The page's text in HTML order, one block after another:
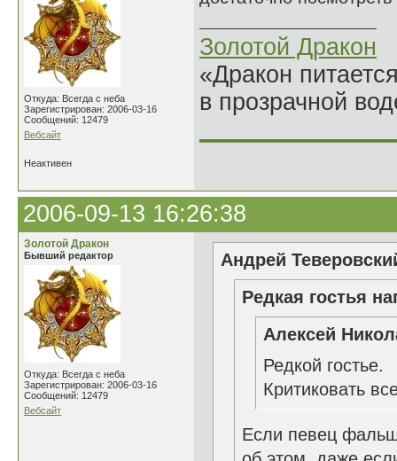
Откуда: Всегда с неба
Зарегистрирован: 2006-03-16
Сообщений: 12479
Вебсайт
Золотой Дракон
«Дракон
в прозрачной
Неактивен
2006-09-13 16:26:38
Золотой Дракон
Бывший редактор
Откуда: Всегда с неба
Зарегистрирован: 2006-03-16
Сообщений: 12479
Вебсайт
Андрей
Редкая гостья
Алексей
Редкой гостье.
Критиковать
Если певец